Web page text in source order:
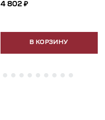
4 802 ₽
В КОРЗИНУ